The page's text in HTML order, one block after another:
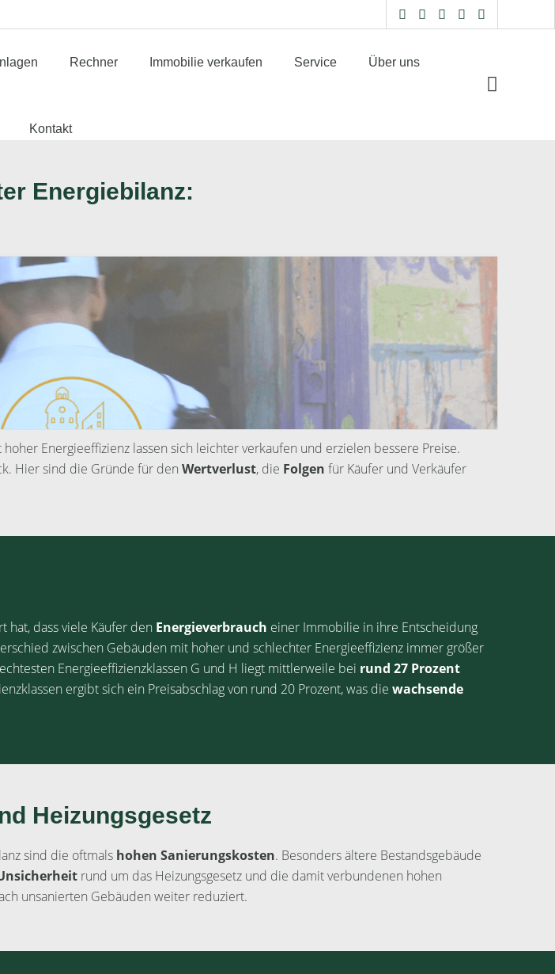
Rechner Immobilie verkaufen Service Über uns
Kontakt
Energiebilanz:
Energieeffizienz lassen sich leichter verkaufen und erzielen bessere Preise.
Hier sind die Gründe für den Wertverlust, die Folgen für Käufer und Verkäufer
hat, dass viele Käufer den Energieverbrauch einer Immobilie in ihre Entscheidung
zwischen Gebäuden mit hoher und schlechter Energieeffizienz immer größer
Energieeffizienzklassen G und H liegt mittlerweile bei rund 27 Prozent
ergibt sich ein Preisabschlag von rund 20 Prozent, was die wachsende
Heizungsgesetz
sind die oftmals hohen Sanierungskosten. Besonders ältere Bestandsgebäude
rund um das Heizungsgesetz und die damit verbundenen hohen
unsanierten Gebäuden weiter reduziert.